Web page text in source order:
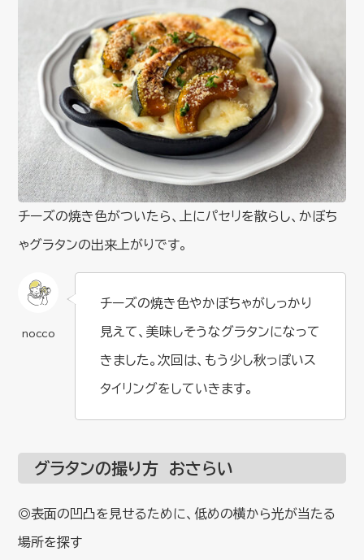
チーズの焼き色がついたら、上にパセリを散らし、かぼち
ゃグラタンの出来上がりです。
チーズの焼き色やかぼちゃがしっかり
見えて、美味しそうなグラタンになって
きました。次回は、もう少し秋っぽいス
タイリングをしていきます。
グラタンの撮り方 おさらい
◎表面の凹凸を見せるために、低めの横から光が当たる
場所を探す